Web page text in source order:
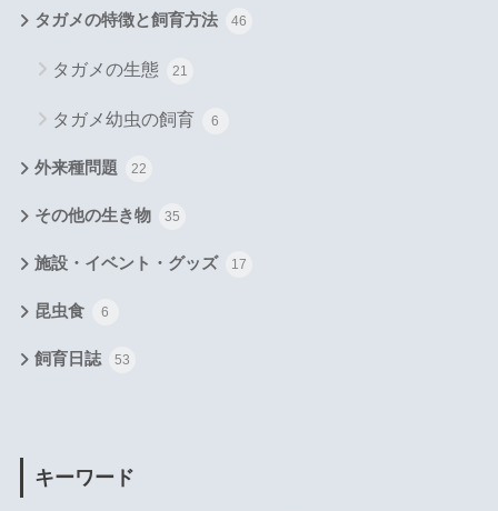
タガメの特徴と飼育方法 46
タガメの生態 21
タガメ幼虫の飼育 6
外来種問題 22
その他の生き物 35
施設・イベント・グッズ 17
昆虫食 6
飼育日誌 53
キーワード